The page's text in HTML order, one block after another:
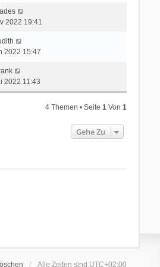
2022 19:41
2022 15:47
2022 11:43
4 Themen • Seite1 Von1
Gehe Zu
Alle Zeiten sind UTC+02:00